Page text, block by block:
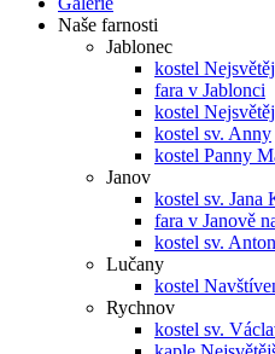
Naše farnosti
Jablonec
kostel
fara v Jablonci
kostel
kostel sv. Anny
kostel Panny
Janov
kostel sv. Jana
fara v Janově
kostel sv.
Lučany
kostel
Rychnov
kostel sv.